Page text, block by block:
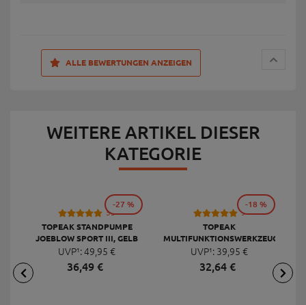
ALLE BEWERTUNGEN ANZEIGEN
WEITERE ARTIKEL DIESER
KATEGORIE
53
TOPEAK STANDPUMPE
JOEBLOW SPORT III, GELB
UVP¹:49,95 €
36,49€
-27 %
9
TOPEAK
MULTIFUNKTIONSWERKZEUG
MINI 20 PRO
UVP¹: 39,95 €
32,64€
-18 %